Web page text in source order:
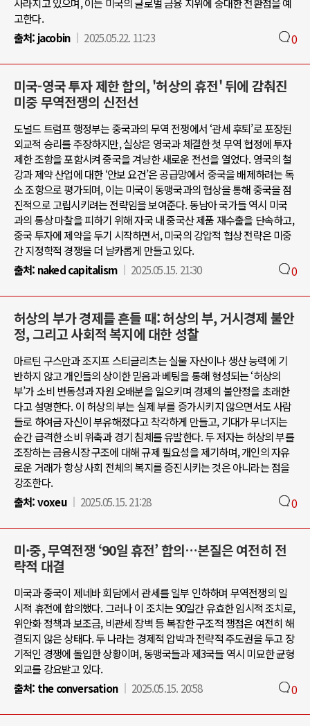
고한다.
출처: jacobin 2025.05.22. 11:23 0
미국-영국 투자 제한 합의, '허상의 휴전' 뒤에 감춰진
미중 무역전쟁의 신전선
도널드 트럼프 행정부는 중국과의 무역 전쟁에서 ‘관세 후퇴’로 포장된
외교적 승리를 주장하지만, 실상은 영국과 체결한 첫 무역 협정에 투자
제한 조항을 포함시켜 중국을 겨냥한 새로운 전선을 열었다. 영국의 철
강과 제약 산업에 대한 ‘안보 요건’은 공급망에서 중국을 배제하려는 독
소 조항으로 평가되며, 이는 미국이 동맹국과의 협상을 통해 중국을 점
진적으로 고립시키려는 전략임을 보여준다. 동남아 국가들 역시 미국
과의 통상 마찰을 피하기 위해 자국 내 중국산 제품 재수출을 단속하고,
중국 투자에 제약을 두기 시작하면서, 미국의 강압적 협상 전략은 미중
간 지정학적 경쟁을 더 날카롭게 만들고 있다.
출처: naked capitalism 2025.05.15. 21:30 0
허상의 부가 경제를 흔들 때: 허상의 부, 거시경제 불안
정, 그리고 사회적 복지에 대한 성찰
마르틴 구스만과 조지프 스티글리츠는 실물 자산이나 생산 능력에 기
반하지 않고 개인들의 상이한 믿음과 베팅을 통해 형성되는 ‘허상의
부’가 소비 변동성과 자원 오배분을 일으키며 경제의 불안정을 초래한
다고 설명한다. 이 허상의 부는 실제 부를 증가시키지 않으면서도 사람
들로 하여금 자신이 부유해졌다고 착각하게 만들고, 기대가 무너지는
순간 급격한 소비 위축과 경기 침체를 유발한다. 두 저자는 허상의 부를
조장하는 금융시장 구조에 대해 규제 필요성을 제기하며, 개인의 자유
로운 거래가 항상 사회 전체의 복지를 증진시키는 것은 아니라는 점을
강조한다.
출처:voxeu 2025.05.15. 21:28 0
미·중, 무역전쟁 ‘90일 휴전’ 합의…본질은 여전히 전
략적 대결
미국과 중국이 제네바 회담에서 관세를 일부 인하하며 무역전쟁의 일
시적 휴전에 합의했다. 그러나 이 조치는 90일간 유효한 임시적 조치로,
위안화 정책과 보조금, 비관세 장벽 등 복잡한 구조적 쟁점은 여전히 해
결되지 않은 상태다. 두 나라는 경제적 압박과 전략적 주도권을 두고 장
기적인 경쟁에 돌입한 상황이며, 동맹국들과 제3국들 역시 미묘한 균형
외교를 강요받고 있다.
출처: the conversation 2025.05.15. 20:58 0